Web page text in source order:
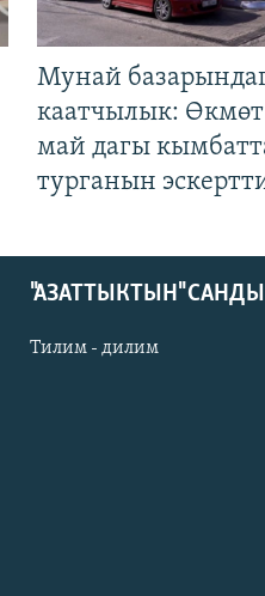
Мунай
каатчылык:
май дагы
турганын
"АЗАТТЫКТЫН"
Тилим - дилим